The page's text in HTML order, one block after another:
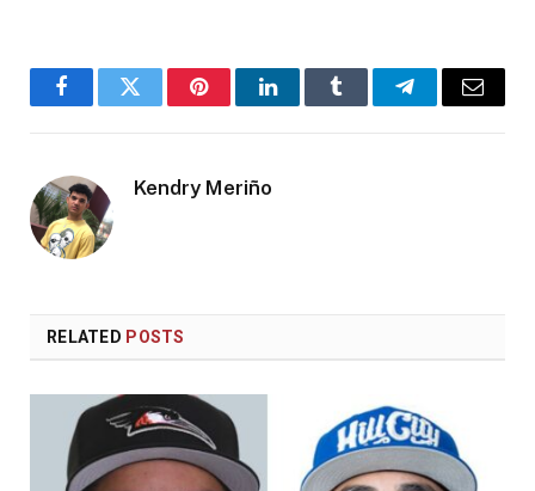
FacebookTwitter PinterestLinkedInTumblr TelegramEmail
Kendry Meriño
RELATED POSTS